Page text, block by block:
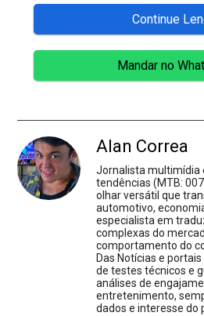
Continue
Mandar no
Alan Correa
Jornalista multimídia
tendências (MTB:
olhar versátil que
automotivo,
especialista em
complexas do
comportamento do
Das Notícias e
de testes técnicos e
análises de
entretenimento,
dados e interesse do